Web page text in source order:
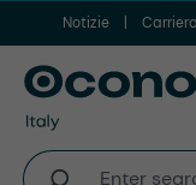
Vai al contenuto
Notizie Carriera